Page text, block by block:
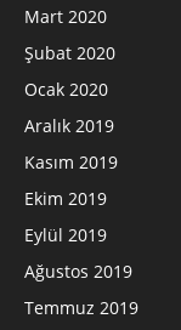
Mart 2020
Şubat 2020
Ocak 2020
Aralık 2019
Kasım 2019
Ekim 2019
Eylül 2019
Ağustos 2019
Temmuz 2019